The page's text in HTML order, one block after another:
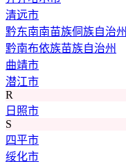
清远市
黔东南南苗族侗族自治州
黔南布依族苗族自治州
曲靖市
潜江市
R
日照市
S
四平市
绥化市